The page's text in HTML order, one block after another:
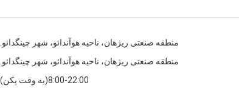
منطقه صنعتی ریژهان، ناحیه هوآندائو، شهر چینگدائو.
منطقه صنعتی ریژهان، ناحیه هوآندائو، شهر چینگدائو.
8:00-22:00(به وقت پکن)